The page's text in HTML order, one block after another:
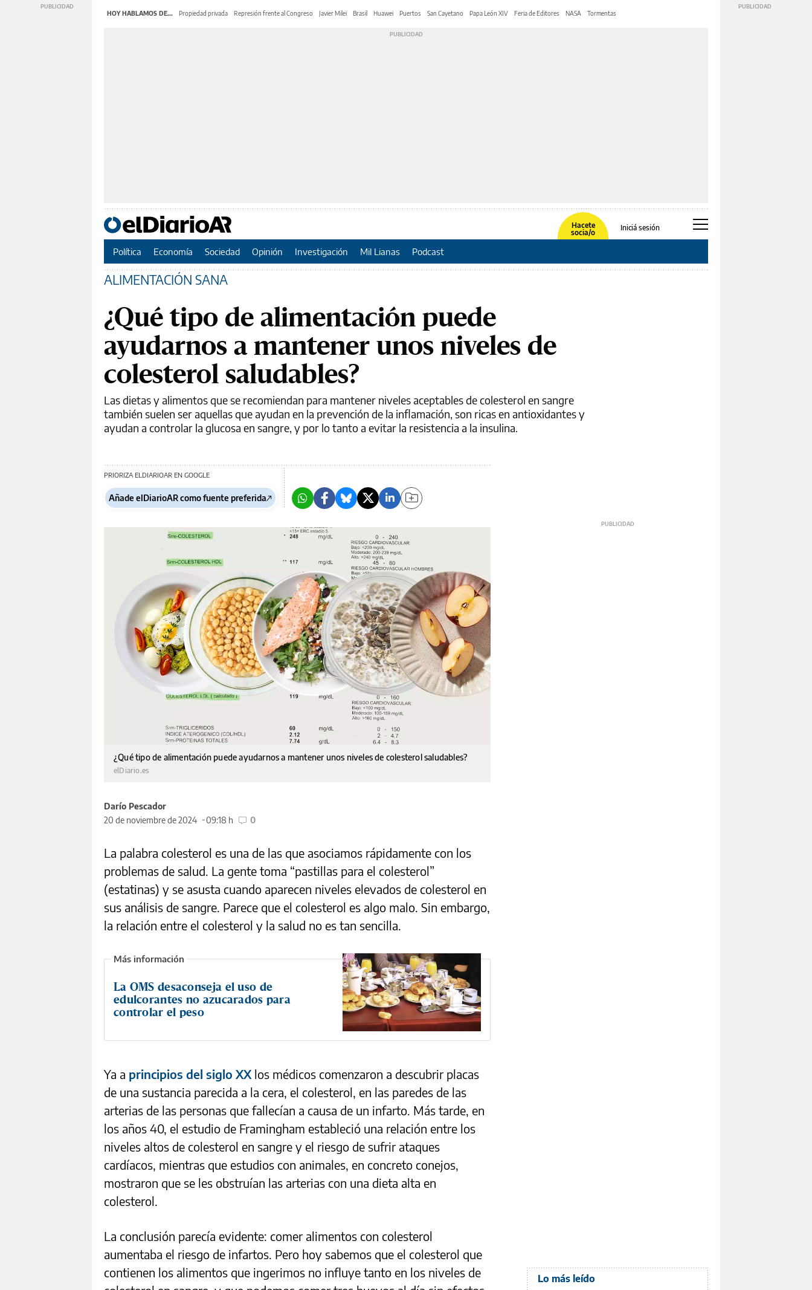
HOY HABLAMOS DE... Propiedad privada Represión frente al Congreso Javier Milei Brasil Huawei Puertos San Cayetano Papa León XIV Feria de Editores NASA Tormentas
Hacete
socia/o
Iniciá sesión
Política Economía Sociedad Opinión Investigación Mil Lianas Podcast
ALIMENTACIÓN SANA
¿Qué tipo de alimentación puede
ayudarnos a mantener unos niveles de
colesterol saludables?
Las dietas y alimentos que se recomiendan para mantener niveles aceptables de colesterol en sangre
también suelen ser aquellas que ayudan en la prevención de la inflamación, son ricas en antioxidantes y
ayudan a controlar la glucosa en sangre, y por lo tanto a evitar la resistencia a la insulina.
PRIORIZA ELDIARIOAR EN GOOGLE
Añade elDiarioAR como fuente preferida
¿Qué tipo de alimentación puede ayudarnos a mantener unos niveles de colesterol saludables?
elDiario.es
Darío Pescador
20 de noviembre de 2024
09:18 h 0
La palabra colesterol es una de las que asociamos rápidamente con los
problemas de salud. La gente toma “pastillas para el colesterol”
(estatinas) y se asusta cuando aparecen niveles elevados de colesterol en
sus análisis de sangre. Parece que el colesterol es algo malo. Sin embargo,
la relación entre el colesterol y la salud no es tan sencilla.
La OMS desaconseja el uso de
edulcorantes no azucarados para
controlar el peso
Ya a principios del siglo XX los médicos comenzaron a descubrir placas
de una sustancia parecida a la cera, el colesterol, en las paredes de las
arterias de las personas que fallecían a causa de un infarto. Más tarde, en
los años 40, el estudio de Framingham estableció una relación entre los
niveles altos de colesterol en sangre y el riesgo de sufrir ataques
cardíacos, mientras que estudios con animales, en concreto conejos,
mostraron que se les obstruían las arterias con una dieta alta en
colesterol.
La conclusión parecía evidente: comer alimentos con colesterol
aumentaba el riesgo de infartos. Pero hoy sabemos que el colesterol que
contienen los alimentos que ingerimos no influye tanto en los niveles de
Lo más leído